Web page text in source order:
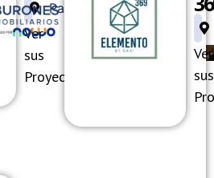
Panama
Ver
sus
Proyectos
Ver
sus